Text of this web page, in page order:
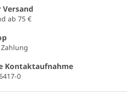
e
u
e
e
l
e
m
e
n
ab 75 €
Kontaktaufnahme
0